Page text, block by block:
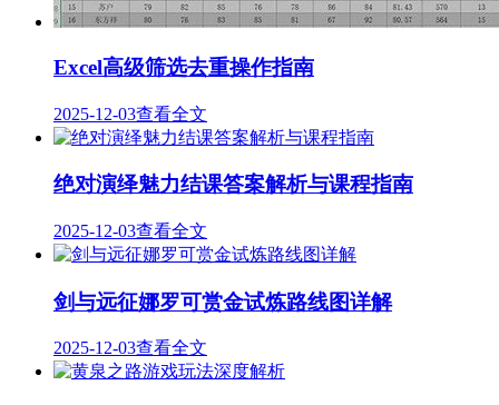
Excel高级筛选去重操作指南
2025-12-03查看全文
绝对演绎魅力结课答案解析与课程指南
2025-12-03查看全文
剑与远征娜罗可赏金试炼路线图详解
2025-12-03查看全文